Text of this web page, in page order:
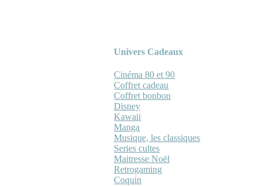
Univers Cadeaux
Cinéma 80 et 90
Coffret cadeau
Coffret bonbon
Disney
Kawaii
Manga
Musique, les classiques
Series cultes
Maitresse Noël
Retrogaming
Coquin